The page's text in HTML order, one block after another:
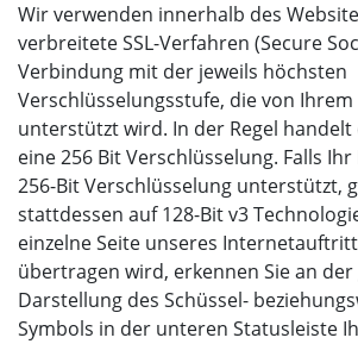
Wir verwenden innerhalb des
verbreitete SSL-Verfahren (Secure
Verbindung mit der jeweils höchsten
Verschlüsselungsstufe, die von
unterstützt wird. In der Regel handelt
eine 256 Bit Verschlüsselung. Falls
256-Bit Verschlüsselung unterstützt,
stattdessen auf 128-Bit v3
einzelne Seite unseres
übertragen wird, erkennen Sie an
Darstellung des Schüssel-
Symbols in der unteren Statusleiste